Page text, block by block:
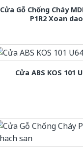
Cửa Gỗ Chống Cháy
P1R2 Xoan dao
Cửa ABS KOS 101